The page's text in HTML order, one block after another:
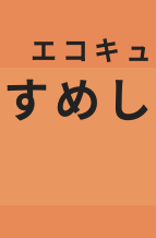
エコキ
め